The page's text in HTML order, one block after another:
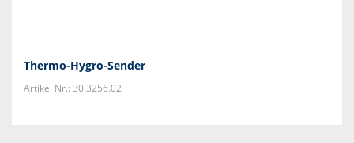
Thermo-Hygro-Sender
Artikel Nr.: 30.3256.02